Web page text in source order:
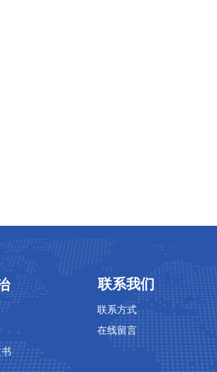
域
联系方式
在线留言
专业领域
联系我们